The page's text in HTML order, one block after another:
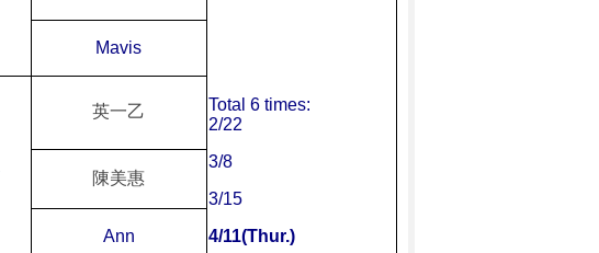
Total 6 times:
2/22
3/8
3/15
4/11(Thur.)
Mavis
英一乙
陳美惠
Ann